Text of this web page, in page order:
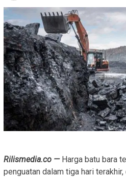
Rilismedia.co —Harga batu bara
penguatan dalam tiga hari